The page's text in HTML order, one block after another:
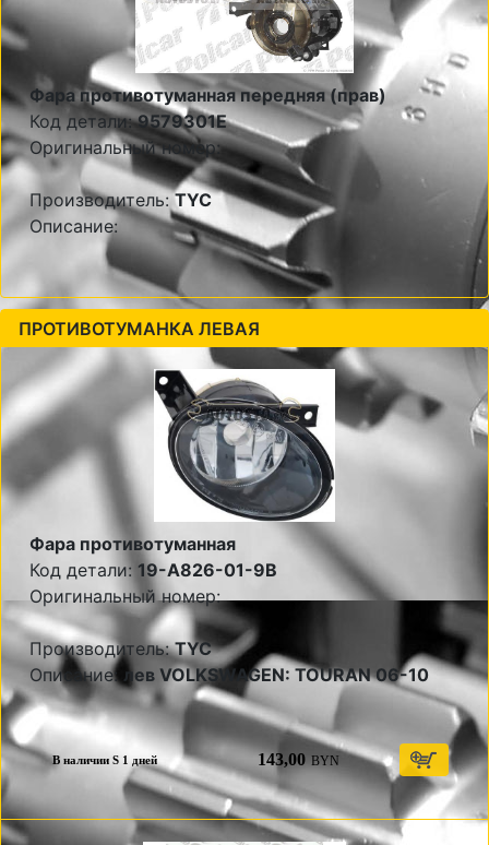
Фара противотуманная передняя (прав)
Код детали:9579301E
Оригинальный номер:
Производитель: TYC
Описание:
ПРОТИВОТУМАНКА ЛЕВАЯ
Фара противотуманная
Код детали: 19-A826-01-9B
Оригинальный номер:
Производитель:TYC
Описание: лев VOLKSWAGEN: TOURAN 06-10
В наличии S 1 дней 143,00 BYN